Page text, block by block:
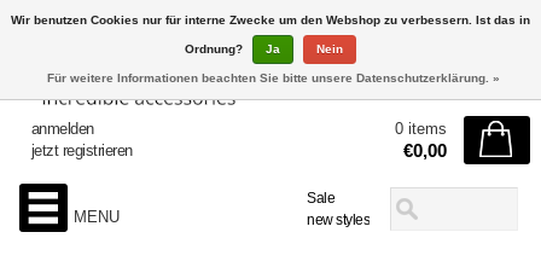
Sale
new styles
anmelden
jetzt registrieren
0 items
€0,00
MENU
Wir benutzen Cookies nur für interne Zwecke um den Webshop zu verbessern. Ist das in
Ordnung? Ja Nein
Für weitere Informationen beachten Sie bitte unsere Datenschutzerklärung. »